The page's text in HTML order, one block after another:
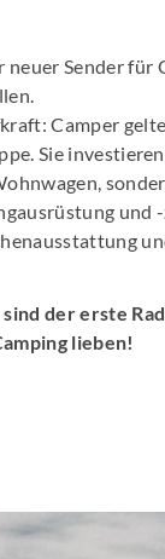
neuer Sender für
Camper
Sie
und
der erste
lieben!